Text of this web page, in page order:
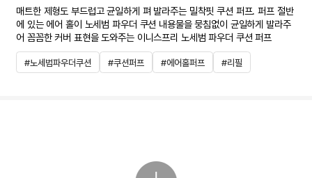
매트한 제형도 부드럽고 균일하게 펴 발라주는 밀착핏 쿠션 퍼프. 퍼프 절반
에 있는 에어 홀이 노세범 파우더 쿠션 내용물을 뭉침없이 균일하게 발라주
어 꼼꼼한 커버 표현을 도와주는 이니스프리 노세범 파우더 쿠션 퍼프
#노세범파우더쿠션 #쿠션퍼프 #에어홀퍼프 #리필